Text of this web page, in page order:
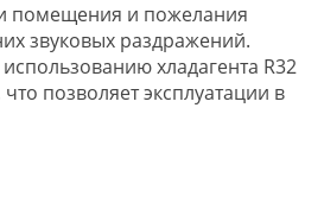
помещения и пожелания
звуковых раздражений.
хладагента R32
позволяет эксплуатации в